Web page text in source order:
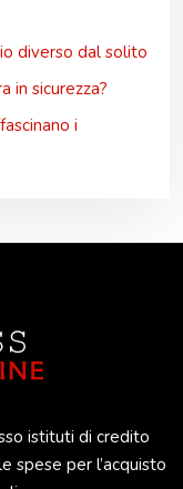
diverso dal solito
in sicurezza?
i
istituti di credito
spese per l’acquisto